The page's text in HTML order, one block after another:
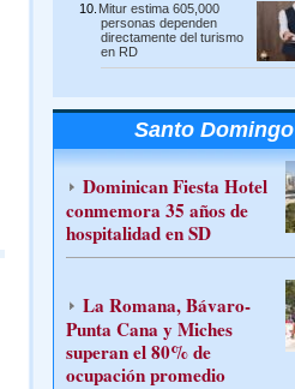
Mitur estima 605,000
personas dependen
directamente del turismo
en RD
Santo Domingo
Dominican Fiesta Hotel
conmemora 35 años de
hospitalidad en SD
La Romana, Bávaro-
Punta Cana y Miches
superan el 80% de
ocupación promedio